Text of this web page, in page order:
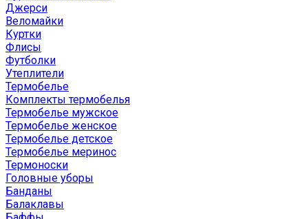
Джерси
Веломайки
Куртки
Флисы
Футболки
Утеплители
Термобелье
Комплекты термобелья
Термобелье мужское
Термобелье женское
Термобелье детское
Термобелье меринос
Термоноски
Головные уборы
Банданы
Балаклавы